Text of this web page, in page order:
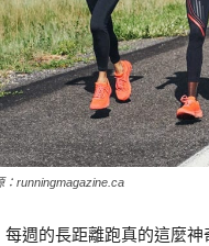
：runningmagazine.ca
每週的長距離跑真的這麼